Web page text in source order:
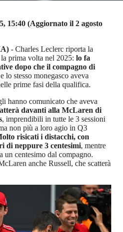
15:40 (Aggiornato il 2 agosto
- Charles Leclerc riporta la
prima volta nel 2025: lo fa
dopo che il compagno di
lo stesso monegasco aveva
prime fasi della qualifica.
hanno comunicato che aveva
davanti alla McLaren di
, imprendibili in tutte le 3 sessioni
non più a loro agio in Q3
risicati i distacchi, con
di neppure 3 centesimi, mentre
un centesimo dal compagno.
anche Russell, che scatterà